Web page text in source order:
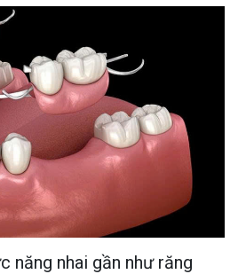
năng nhai gần như răng